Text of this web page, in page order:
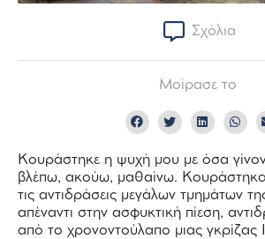
Σχόλια
Μοίρασε το
Κουράστηκε η ψυχή μου με όσα
βλέπω, ακούω, μαθαίνω.
τις αντιδράσεις μεγάλων τμημάτων
απέναντι στην ασφυκτική πίεση,
από το χρονοντούλαπο μιας γκρίζας